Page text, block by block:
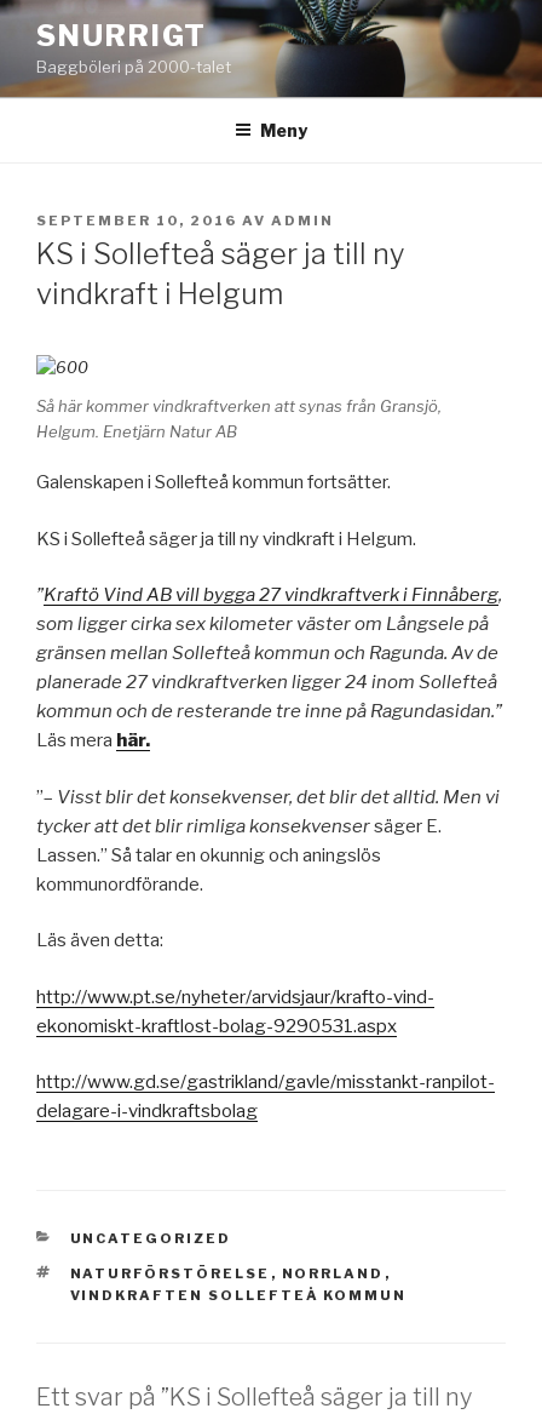
Hoppa
innehåll
SNURRIGT
Baggböleri på 2000-talet
Meny
PUBLICERAT
SEPTEMBER 10, 2016 AV ADMIN
KS i Sollefteå säger ja till ny
vindkraft i Helgum
Så här kommer vindkraftverken att synas från Gransjö,
Helgum. Enetjärn Natur AB
Galenskapen i Sollefteå kommun fortsätter.
KS i Sollefteå säger ja till ny vindkraft i Helgum.
”Kraftö Vind AB vill bygga 27 vindkraftverk i Finnåberg,
som ligger cirka sex kilometer väster om Långsele på
gränsen mellan Sollefteå kommun och Ragunda. Av de
planerade 27 vindkraftverken ligger 24 inom Sollefteå
kommun och de resterande tre inne på Ragundasidan.”
Läs mera här.
”– Visst blir det konsekvenser, det blir det alltid. Men vi
tycker att det blir rimliga konsekvensersäger E.
Lassen.” Så talar en okunnig och aningslös
kommunordförande.
Läs även detta:
http://www.pt.se/nyheter/arvidsjaur/krafto-vind-
ekonomiskt-kraftlost-bolag-9290531.aspx
http://www.gd.se/gastrikland/gavle/misstankt-ranpilot-
delagare-i-vindkraftsbolag
KATEGORIER
UNCATEGORIZED
TAGGAR
NATURFÖRSTÖRELSE , NORRLAND ,
VINDKRAFTEN SOLLEFTEÅ KOMMUN
Ett svar på ”KS i Sollefteå säger ja till ny